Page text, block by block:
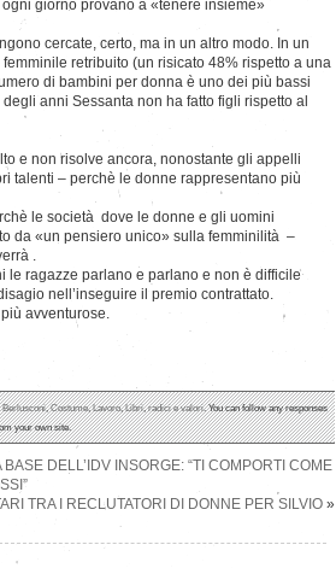
giorno provano a «tenere insieme»
cercate, certo, ma in un altro modo. In un
retribuito (un risicato 48% rispetto a una
di bambini per donna è uno dei più bassi
anni Sessanta non ha fatto figli rispetto al
e non risolve ancora, nonostante gli appelli
talenti – perchè le donne rappresentano più
le società dove le donne e gli uomini
da «un pensiero unico» sulla femminilità –
.
le ragazze parlano e parlano e non è difficile
nell’inseguire il premio contrattato.
avventurose.
Berlusconi,Costume,Lavoro,Libri,radici e valori. You can follow any responses
your own site.
DELL’IDV INSORGE: “TI COMPORTI COME
TRA I RECLUTATORI DI DONNE PER SILVIO »